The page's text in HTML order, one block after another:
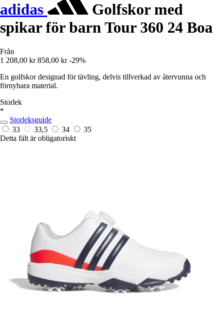
adidas
Golfskor med
spikar för barn Tour 360 24 Boa
Från
1 208,00 kr 858,00 kr -29%
En golfskor designad för tävling, delvis tillverkad av återvunna och
förnybara material.
Storlek
*
Storleksguide
33
33,5 34
35
Detta fält är obligatoriskt